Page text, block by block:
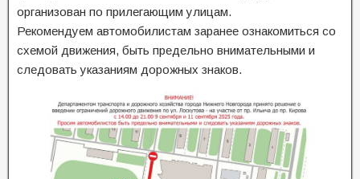
организован по прилегающим улицам.
Рекомендуем автомобилистам заранее ознакомиться со
схемой движения, быть предельно внимательными и
следовать указаниям дорожных знаков.